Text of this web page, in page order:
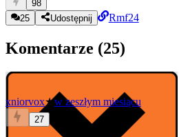
98
25
Udostępnij Rmf24
Komentarze (25)
xniorvox★w zeszłym miesiącu
27